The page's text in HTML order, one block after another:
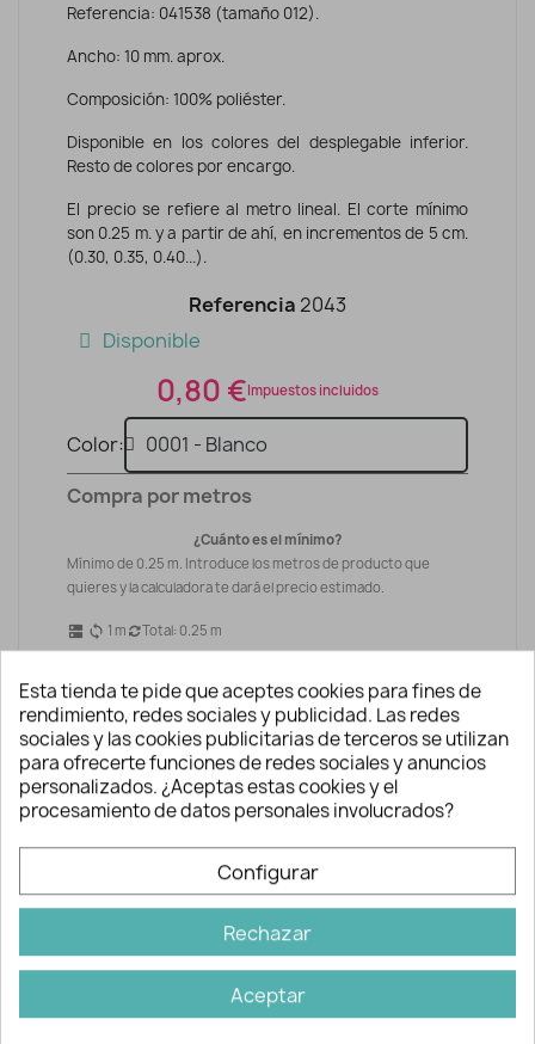
Referencia: 041538 (tamaño 012).
Ancho: 10 mm. aprox.
Composición: 100% poliéster.
Disponible en los colores del desplegable inferior.
Resto de colores por encargo.
El precio se refiere al metro lineal. El corte mínimo
son 0.25 m. y a partir de ahí, en incrementos de 5 cm.
(0.30, 0.35, 0.40...).
Referencia 2043
Disponible
0,80 €Impuestos incluidos
Color
Compra por metros
¿Cuánto es el mínimo?
Mínimo de 0.25 m. Introduce los metros de producto que
quieres y la calculadora te dará el precio estimado.
dns sync 1 m Total: 0.25 m
- +
Precio total :0.20 €
AÑADIR A LA CESTA
Esta tienda te pide que aceptes cookies para fines de
rendimiento, redes sociales y publicidad. Las redes
sociales y las cookies publicitarias de terceros se utilizan
para ofrecerte funciones de redes sociales y anuncios
personalizados. ¿Aceptas estas cookies y el
procesamiento de datos personales involucrados?
Configurar
Rechazar
Aceptar